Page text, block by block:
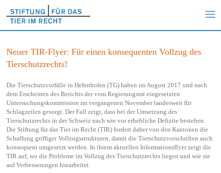
Neuer TIR-Flyer: Für einen konsequenten Vollzug des
Tierschutzrechts!
Die Tierschutzvorfälle in Hefenhofen (TG) haben im August 2017 und nach
dem Erscheinen des Berichts der vom Regierungsrat eingesetzten
Untersuchungskommission im vergangenen November landesweit für
Schlagzeilen gesorgt. Der Fall zeigt, dass bei der Umsetzung des
Tierschutzrechts in der Schweiz nach wie vor erhebliche Defizite bestehen.
Die Stiftung für das Tier im Recht (TIR) fordert daher von den Kantonen die
Schaffung griffiger Vollzugsstrukturen, damit die Tierschutzvorschriften auch
konsequent umgesetzt werden. In ihrem aktuellen Informationsflyer zeigt die
TIR auf, wo die Probleme im Vollzug des Tierschutzrechts liegen und wie sie
auf Verbesserungen hinarbeitet.